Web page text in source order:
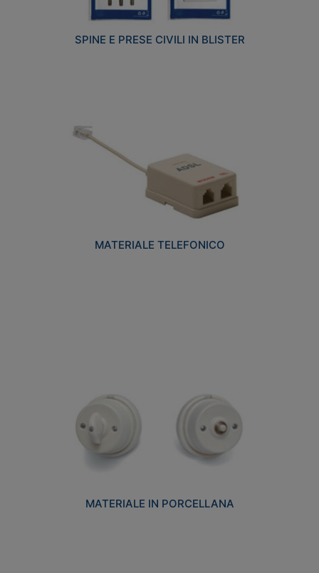
SPINE E PRESE CIVILI IN BLISTER
MATERIALE TELEFONICO
MATERIALE IN PORCELLANA